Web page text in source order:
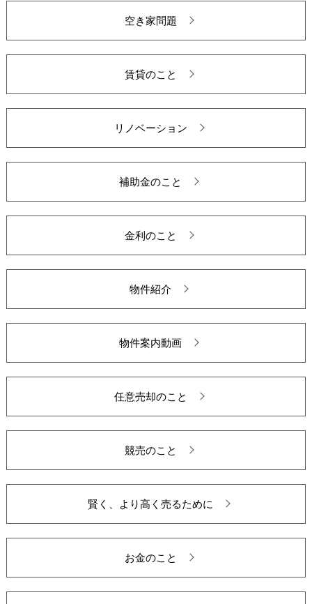
空き家問題
賃貸のこと
リノベーション
補助金のこと
金利のこと
物件紹介
物件案内動画
任意売却のこと
競売のこと
賢く、より高く売るために
お金のこと